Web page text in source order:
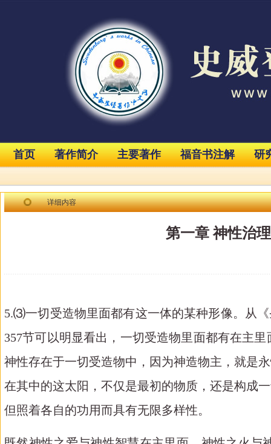
首页 著作简介 主要著作 福音书注解 研
详细内容
第一章 神性治
5.⑶一切受造物里面都有这一体的某种形像。从《
357节可以明显看出，一切受造物里面都有在主
神性存在于一切受造物中，因为神造物主，就是
在其中的这太阳，不仅是最初的物质，还是构成
但照着各自的功用而具有无限多样性。